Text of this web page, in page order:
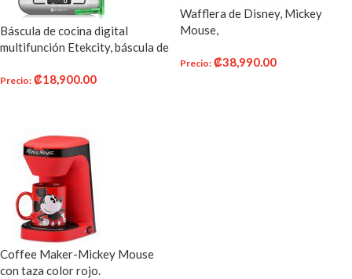
Báscula de cocina digital
multifunción Etekcity, báscula de
inoxidable
Precio: ₡18,900.00
Wafflera de Disney, Mickey
Mouse,
Precio: ₡38,990.00
Coffee Maker-Mickey Mouse
con taza color rojo.